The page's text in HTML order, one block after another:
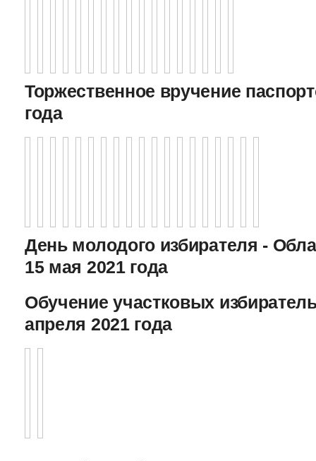
Торжественное вручение
года
День молодого избирателя -
15 мая 2021 года
Обучение участковых
апреля 2021 года